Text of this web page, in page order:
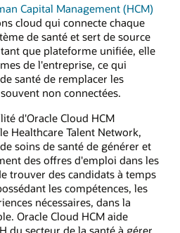
Capital Management (HCM)
cloud qui connecte chaque
de santé et sert de source
que plateforme unifiée, elle
de l'entreprise, ce qui
santé de remplacer les
non connectées.
d'Oracle Cloud HCM
Healthcare Talent Network,
soins de santé de générer et
des offres d'emploi dans les
trouver des candidats à temps
les compétences, les
nécessaires, dans la
Oracle Cloud HCM aide